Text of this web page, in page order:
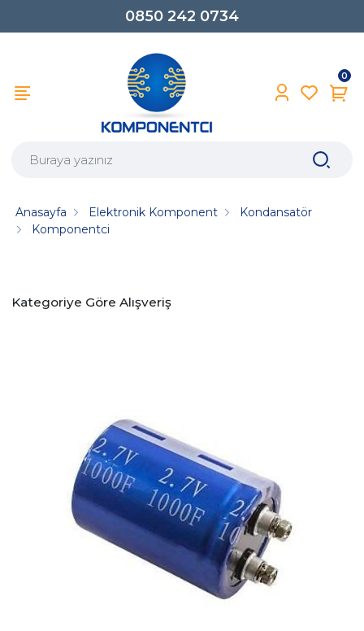
0850 242 0734
0
Anasayfa Elektronik Komponent
Kondansatör
Komponentci
Kategoriye Göre Alışveriş